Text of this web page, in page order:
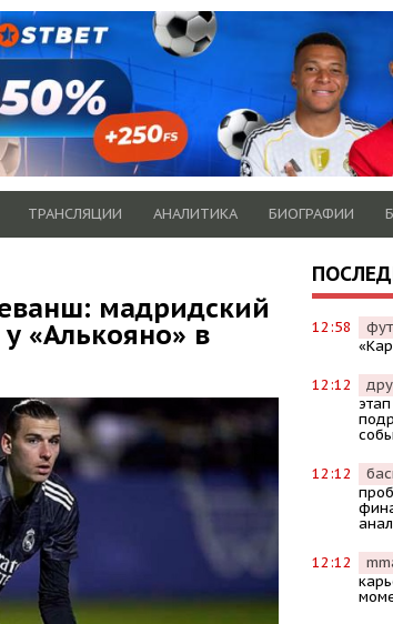
ТРАНСЛЯЦИИ АНАЛИТИКА БИОГРАФИИ
мадридский
«Алькояно» в 12:58
12:12
12:12
12:12